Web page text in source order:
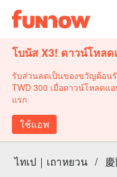
โบนัส X3! ดาวน์โหล
รับส่วนลดเป็นของขวัญต้อน
TWD 300 เมื่อดาวน์โหลดแ
แรก
ใช้แอพ
ไทเป｜เถาหยวน /